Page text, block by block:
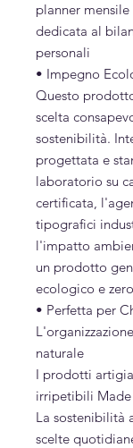
planner mensile
dedicata al
personali
• Impegno
Questo
scelta
sostenibilità.
progettata e
laboratorio su
certificata,
tipografici
l'impatto
un prodotto
ecologico e
• Perfetta per
naturale
I prodotti
irripetibili
La sostenibilità
scelte